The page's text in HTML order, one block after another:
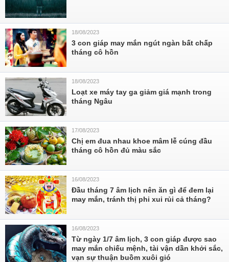
18/08/2023
3 con giáp may mắn ngút ngàn bất chấp
tháng cô hồn
18/08/2023
Loạt xe máy tay ga giảm giá mạnh trong
tháng Ngâu
17/08/2023
Chị em đua nhau khoe mâm lễ cúng đầu
tháng cô hồn đủ màu sắc
16/08/2023
Đầu tháng 7 âm lịch nên ăn gì để đem lại
may mắn, tránh thị phi xui rủi cả tháng?
16/08/2023
Từ ngày 1/7 âm lịch, 3 con giáp được sao
may mắn chiếu mệnh, tài vận dần khởi sắc,
vạn sự thuận buồm xuôi gió